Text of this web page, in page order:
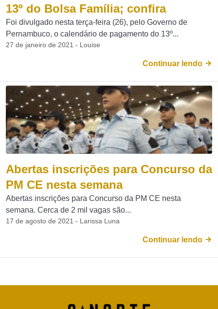
13º do Bolsa Família; confira
Foi divulgado nesta terça-feira (26), pelo Governo de
Pernambuco, o calendário de pagamento do 13º...
27 de janeiro de 2021 - Louise
Continuar lendo
Abertas inscrições para Concurso da
PM CE nesta semana
Abertas inscrições para Concurso da PM CE nesta
semana. Cerca de 2 mil vagas são...
17 de agosto de 2021 - Larissa Luna
Continuar lendo